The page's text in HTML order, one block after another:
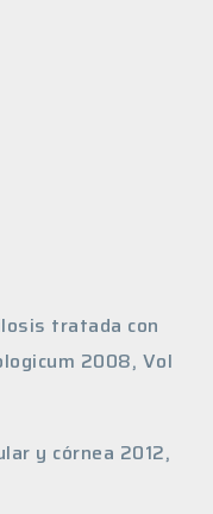
tratada con
2008, Vol
y córnea 2012,